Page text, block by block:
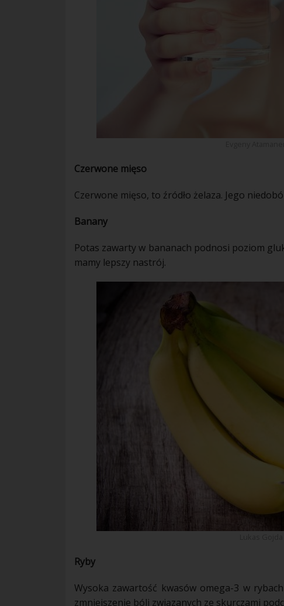
Czerwone mięso
Czerwone mięso, to źródło żelaza. Jego
Banany
Potas zawarty w bananach podnosi poziom
mamy lepszy nastrój.
Ryby
Wysoka zawartość kwasów omega-3 w
zmniejszenie bóli związanych ze skurczami